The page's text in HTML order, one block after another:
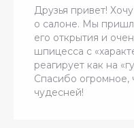
Друзья привет!
о салоне. Мы
его открытия и
шпицесса с
реагирует как на
Спасибо огромное,
чудесней!